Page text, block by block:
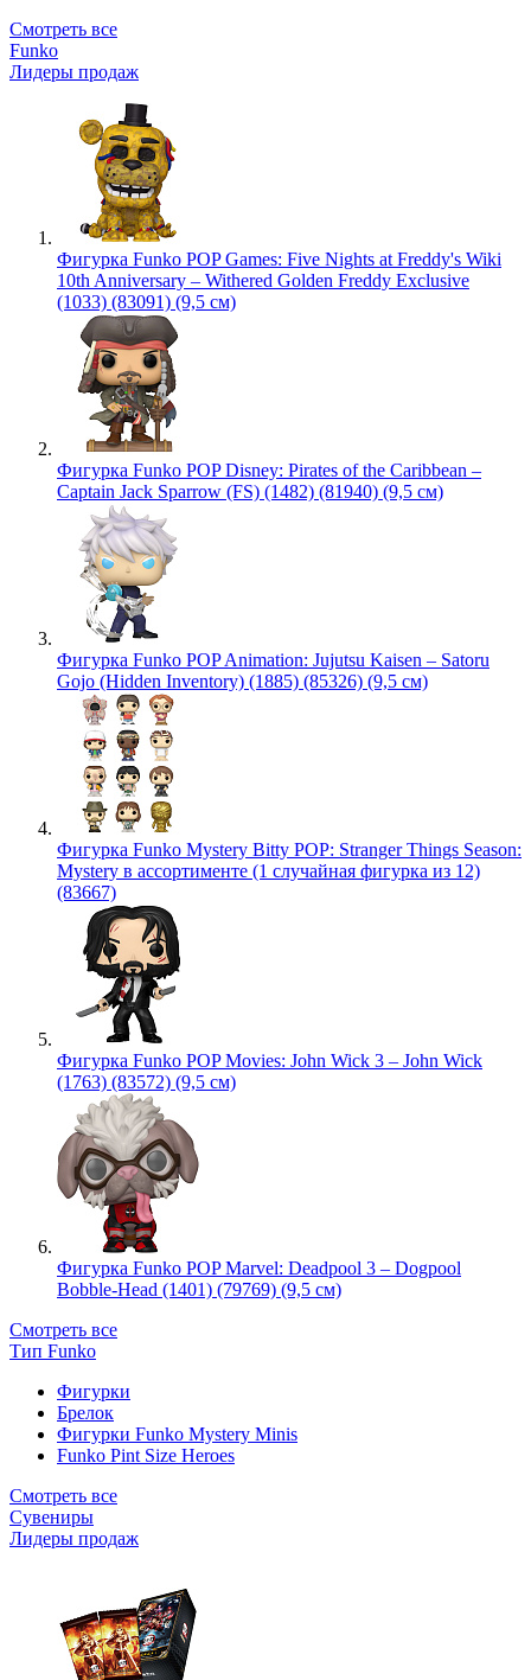
Смотреть все
Funko
Лидеры продаж
Фигурка Funko POP Games: Five Nights at Freddy's Wiki
10th Anniversary – Withered Golden Freddy Exclusive
(1033) (83091) (9,5 см)
Фигурка Funko POP Disney: Pirates of the Caribbean –
Captain Jack Sparrow (FS) (1482) (81940) (9,5 см)
Фигурка Funko POP Animation: Jujutsu Kaisen – Satoru
Gojo (Hidden Inventory) (1885) (85326) (9,5 см)
Фигурка Funko Mystery Bitty POP: Stranger Things Season:
Mystery в ассортименте (1 случайная фигурка из 12)
(83667)
Фигурка Funko POP Movies: John Wick 3 – John Wick
(1763) (83572) (9,5 см)
Фигурка Funko POP Marvel: Deadpool 3 – Dogpool
Bobble-Head (1401) (79769) (9,5 см)
Смотреть все
Тип Funko
Фигурки
Брелок
Фигурки Funko Mystery Minis
Funko Pint Size Heroes
Смотреть все
Сувениры
Лидеры продаж